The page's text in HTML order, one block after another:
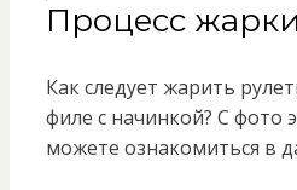
Процесс жарки
Как следует жарить
филе с начинкой? С фото
можете ознакомиться в